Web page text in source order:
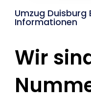
Umzug Duisburg
Informationen
Wir